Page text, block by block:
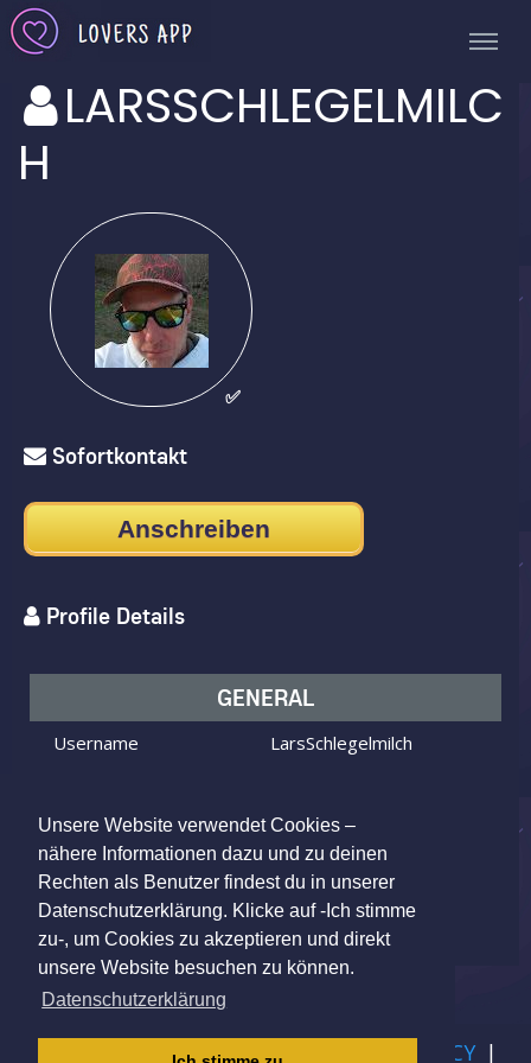
Unsere Website verwendet Cookies –
nähere Informationen dazu und zu deinen
Rechten als Benutzer findest du in unserer
Datenschutzerklärung. Klicke auf -Ich stimme
zu-, um Cookies zu akzeptieren und direkt
unsere Website besuchen zu können.
Datenschutzerklärung
LARSSCHLEGELMILC
H
✅
Sofortkontakt
Anschreiben
Profile Details
GENERAL
Username
LarsSchlegelmilch
Looking for
Female
Age
56 y.o.
Location
Leipzig, SN, Germany
TERMS OF USE PRIVACY POLICY |